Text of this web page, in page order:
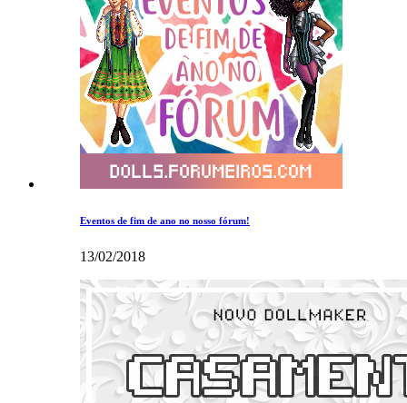
Eventos de fim de ano no nosso fórum!
13/02/2018